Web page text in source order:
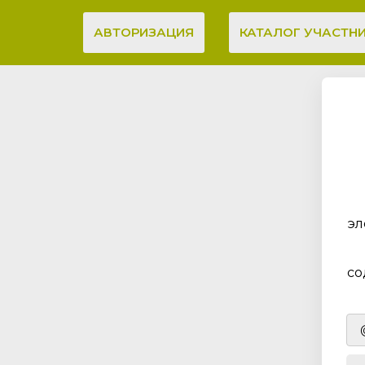
АВТОРИЗАЦИЯ КАТАЛОГ